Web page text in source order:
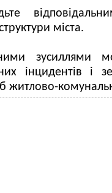
міста.
зусиллями
інцидентів і
житлово-